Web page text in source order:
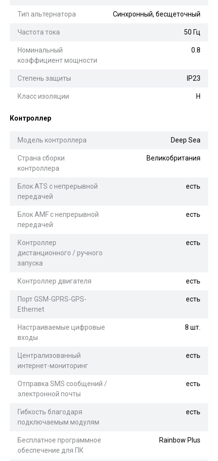
Тип альтернатора Синхронный, бесщеточный
Частота тока 50 Гц
Номинальный
коэффициент мощности
0.8
Степень защиты IP23
Класс изоляции H
Контроллер
Модель контроллера Deep Sea
Страна сборки
контроллера
Великобритания
Блок ATS с непрерывной
передачей
есть
Блок AMF с непрерывной
передачей
есть
Контроллер
дистанционного / ручного
запуска
есть
Контроллер двигателя есть
Порт GSM-GPRS-GPS-
Ethernet
есть
Настраиваемые цифровые
входы
8 шт.
Централизованный
интернет-мониторинг
есть
Отправка SMS сообщений /
электронной почты
есть
Гибкость благодаря
подключаемым модулям
есть
Бесплатное программное
обеспечение для ПК
Rainbow Plus